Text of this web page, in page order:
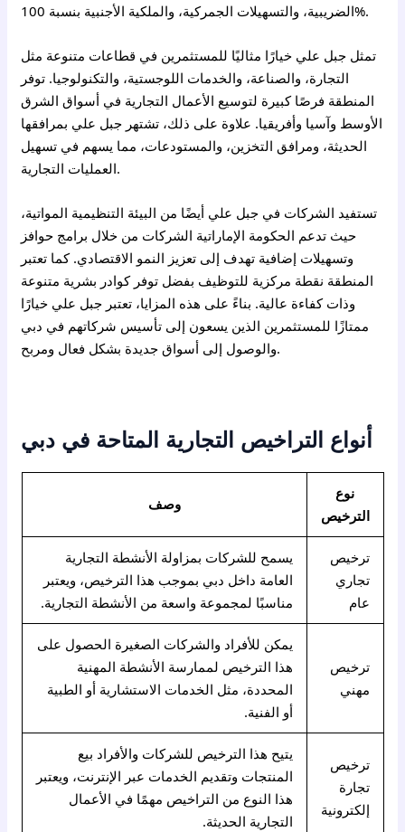
الضريبية، والتسهيلات الجمركية، والملكية الأجنبية بنسبة 100%.
تمثل جبل علي خيارًا مثاليًا للمستثمرين في قطاعات متنوعة مثل
التجارة، والصناعة، والخدمات اللوجستية، والتكنولوجيا. توفر
المنطقة فرصًا كبيرة لتوسيع الأعمال التجارية في أسواق الشرق
الأوسط وآسيا وأفريقيا. علاوة على ذلك، تشتهر جبل علي بمرافقها
الحديثة، ومرافق التخزين، والمستودعات، مما يسهم في تسهيل
العمليات التجارية.
تستفيد الشركات في جبل علي أيضًا من البيئة التنظيمية المواتية،
حيث تدعم الحكومة الإماراتية الشركات من خلال برامج حوافز
وتسهيلات إضافية تهدف إلى تعزيز النمو الاقتصادي. كما تعتبر
المنطقة نقطة مركزية للتوظيف بفضل توفر كوادر بشرية متنوعة
وذات كفاءة عالية. بناءً على هذه المزايا، تعتبر جبل علي خيارًا
ممتازًا للمستثمرين الذين يسعون إلى تأسيس شركاتهم في دبي
والوصول إلى أسواق جديدة بشكل فعال ومربح.
أنواع التراخيص التجارية المتاحة في دبي
نوع
الترخيص
وصف
ترخيص
تجاري
عام
يسمح للشركات بمزاولة الأنشطة التجارية
العامة داخل دبي بموجب هذا الترخيص، ويعتبر
مناسبًا لمجموعة واسعة من الأنشطة التجارية.
ترخيص
مهني
يمكن للأفراد والشركات الصغيرة الحصول على
هذا الترخيص لممارسة الأنشطة المهنية
المحددة، مثل الخدمات الاستشارية أو الطبية
أو الفنية.
ترخيص
تجارة
إلكترونية
يتيح هذا الترخيص للشركات والأفراد بيع
المنتجات وتقديم الخدمات عبر الإنترنت، ويعتبر
هذا النوع من التراخيص مهمًا في الأعمال
التجارية الحديثة.